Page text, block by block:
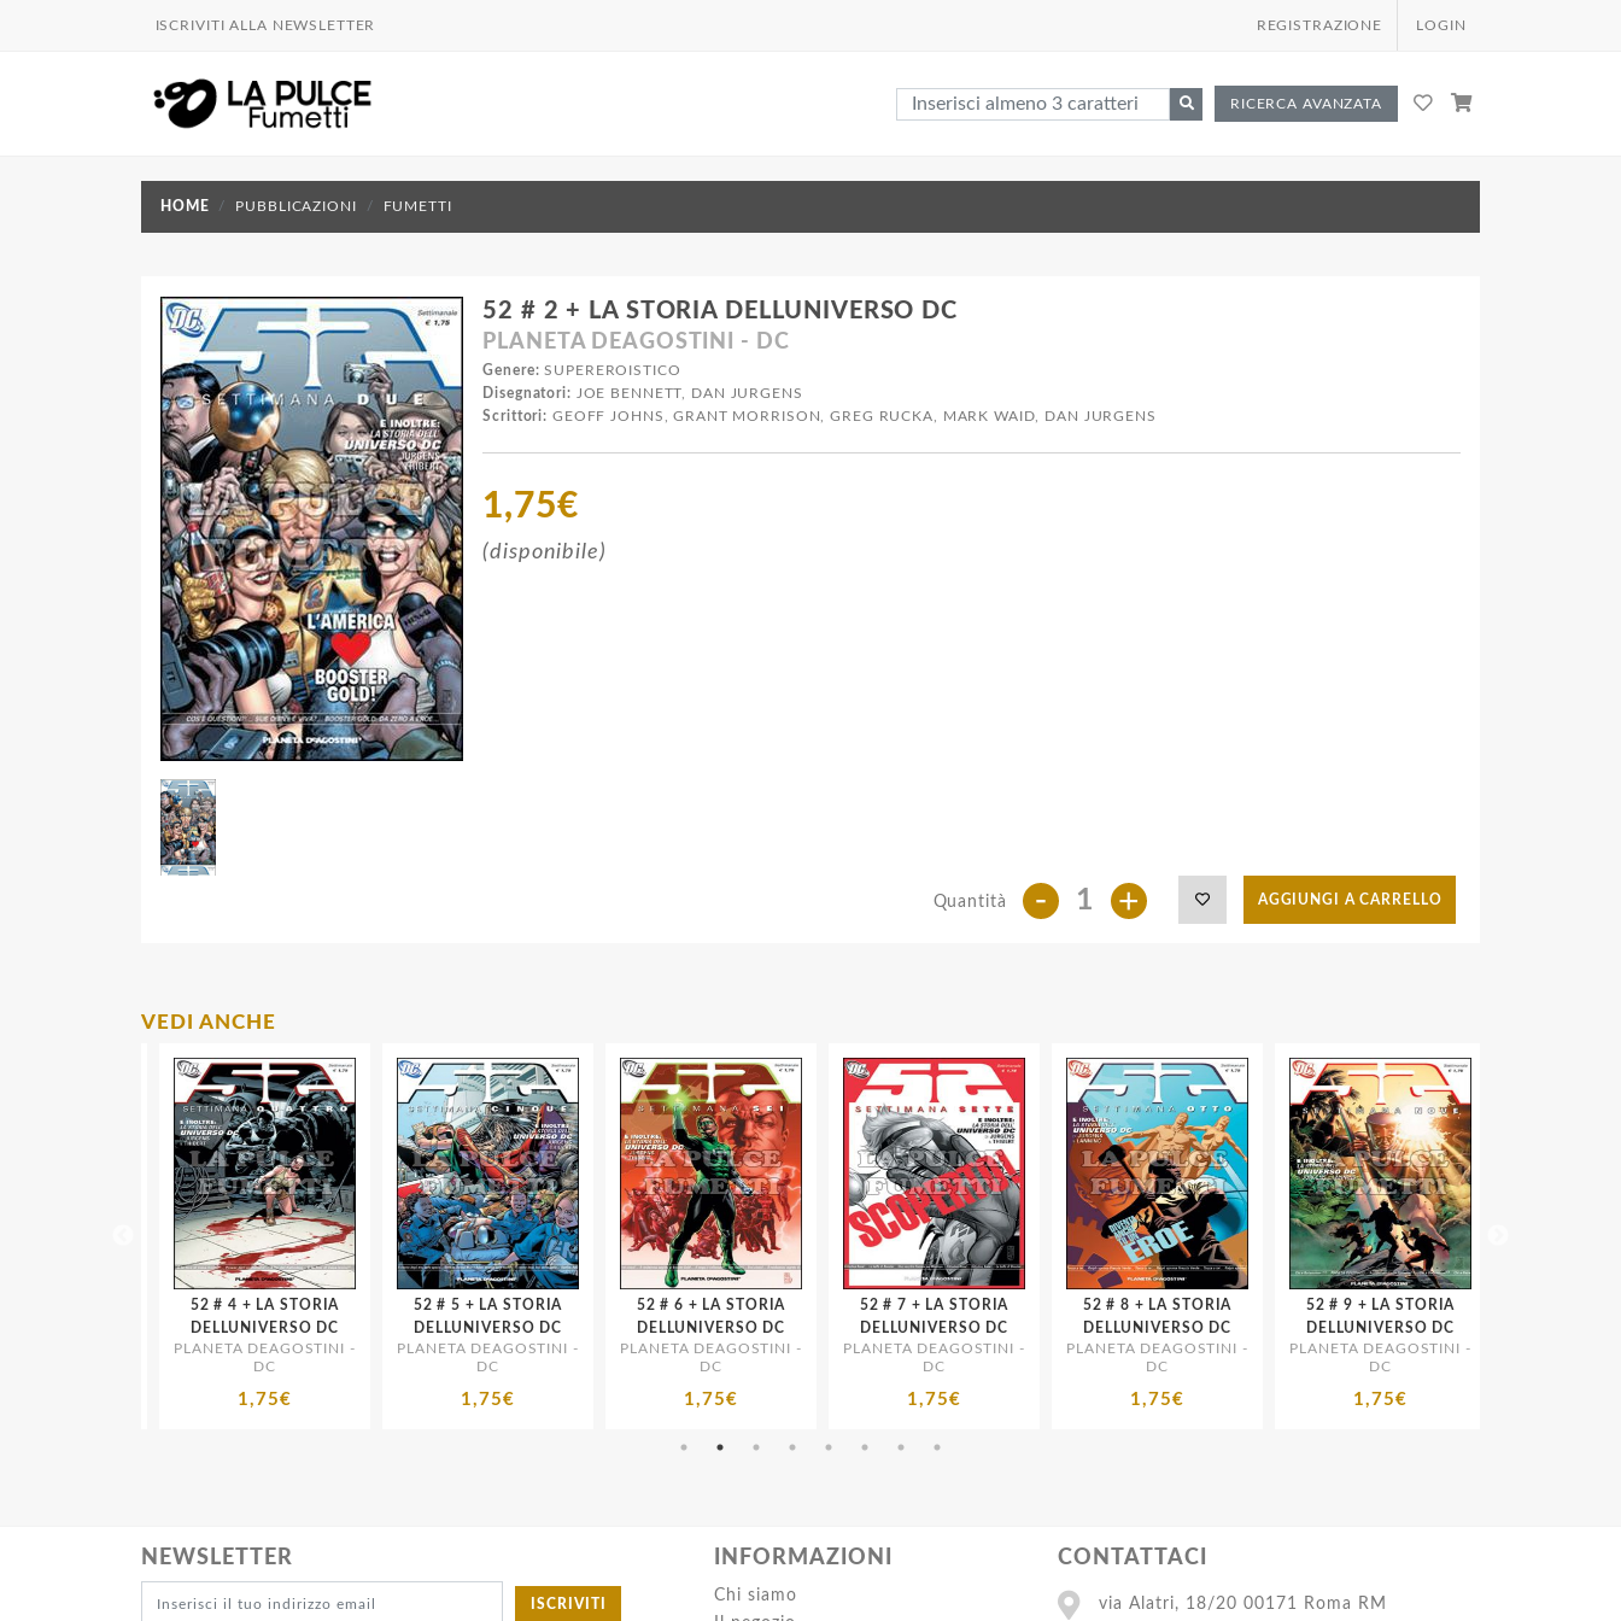
ISCRIVITI ALLA NEWSLETTER REGISTRAZIONE LOGIN
RICERCA AVANZATA
HOME PUBBLICAZIONI FUMETTI
52 # 2 + LA STORIA DELLUNIVERSO DC
PLANETA DEAGOSTINI - DC
Genere: SUPEREROISTICO
Disegnatori: JOE BENNETT, DAN JURGENS
Scrittori: GEOFF JOHNS, GRANT MORRISON, GREG RUCKA, MARK WAID, DAN JURGENS
1,75€
(disponibile)
Quantità - + AGGIUNGI A CARRELLO
VEDI ANCHE
52 # 4 + LA STORIA
DELLUNIVERSO DC
PLANETA DEAGOSTINI -
DC
1,75€
52 # 5 + LA STORIA
DELLUNIVERSO DC
PLANETA DEAGOSTINI -
DC
1,75€
52 # 6 + LA STORIA
DELLUNIVERSO DC
PLANETA DEAGOSTINI -
DC
1,75€
52 # 7 + LA STORIA
DELLUNIVERSO DC
PLANETA DEAGOSTINI -
DC
1,75€
52 # 8 + LA STORIA
DELLUNIVERSO DC
PLANETA DEAGOSTINI -
DC
1,75€
52 # 9 + LA STORIA
DELLUNIVERSO DC
PLANETA DEAGOSTINI -
DC
1,75€
NEWSLETTER
ISCRIVITI
INFORMAZIONI
Chi siamo
CONTATTACI
via Alatri, 18/20 00171 Roma RM